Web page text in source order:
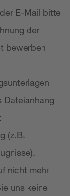
E-Mail bitte
der
bewerben
Dateianhang
(z.B.
nicht mehr
uns keine